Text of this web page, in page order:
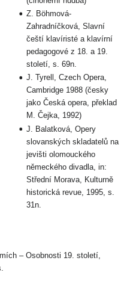
Z. Böhmová-
Zahradníčková, Slavní
čeští klavíristé a klavírní
pedagogové z 18. a 19.
století, s. 69n.
J. Tyrell, Czech Opera,
Cambridge 1988 (česky
jako Česká opera, překlad
M. Čejka, 1992)
J. Balatková, Opery
slovanských skladatelů na
jevišti olomouckého
německého divadla, in:
Střední Morava, Kulturně
historická revue, 1995, s.
31n.
– Osobnosti 19. století,